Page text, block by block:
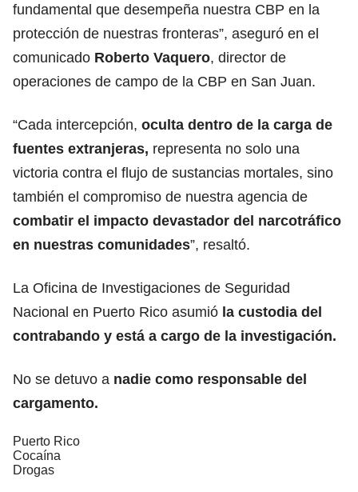
fundamental que desempeña nuestra CBP en la
protección de nuestras fronteras”, aseguró en el
comunicado Roberto Vaquero, director de
operaciones de campo de la CBP en San Juan.
“Cada intercepción, oculta dentro de la carga de
fuentes extranjeras, representa no solo una
victoria contra el flujo de sustancias mortales, sino
también el compromiso de nuestra agencia de
combatir el impacto devastador del narcotráfico
en nuestras comunidades”, resaltó.
La Oficina de Investigaciones de Seguridad
Nacional en Puerto Rico asumió la custodia del
contrabando y está a cargo de la investigación.
No se detuvo a nadie como responsable del
cargamento.
Puerto Rico
Cocaína
Drogas